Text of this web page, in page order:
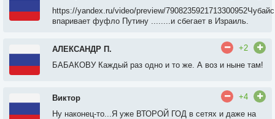
https://yandex.ru/video/preview/7908235921713300952Чубайс
впаривает фуфло Путину ........и сбегает в Израиль.
АЛЕКСАНДР П.
+2
БАБАКОВУ Каждый раз одно и то же. А воз и ныне там!
Виктор
+4
Ну наконец-то...Я уже ВТОРОЙ ГОД в сетях и даже на